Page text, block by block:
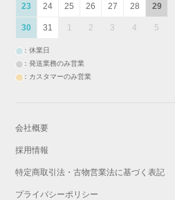
23 24 25 26 27 28 29
30 31 1 2 3 4 5
：休業日
：発送業務のみ営業
：カスタマーのみ営業
会社概要
採用情報
特定商取引法・古物営業法に基づく表記
プライバシーポリシー